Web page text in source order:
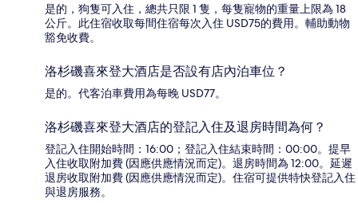
是的，狗隻可入住，總共只限 1 隻，每隻寵物的重量上限為 18
公斤。此住宿收取每間住宿每次入住 USD75的費用。輔助動物
豁免收費。
洛杉磯喜來登大酒店是否設有店內泊車位？
是的。代客泊車費用為每晚 USD77。
洛杉磯喜來登大酒店的登記入住及退房時間為何？
登記入住開始時間：16:00；登記入住結束時間：00:00。提早
入住收取附加費 (因應供應情況而定)。退房時間為 12:00。延遲
退房收取附加費 (因應供應情況而定)。住宿可提供特快登記入住
與退房服務。